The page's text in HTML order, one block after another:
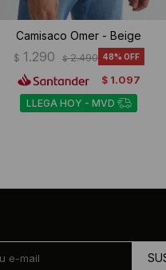
Camisaco Omer - Beige
$ 1.290 $ 2.490 48
$ 1.097
LLEGA HOY - MVD